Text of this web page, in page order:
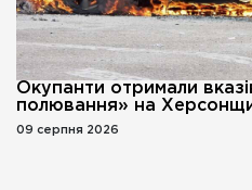
Окупанти отримали
полювання» на
09 серпня 2026